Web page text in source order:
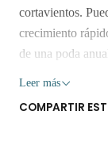
cortavientos.
crecimiento
de una poda
contaminación.
Leer más
COMPARTIR